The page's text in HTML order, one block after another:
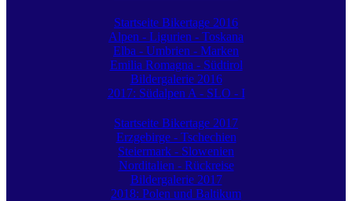
Startseite Bikertage 2016
Alpen - Ligurien - Toskana
Elba - Umbrien - Marken
Emilia Romagna - Südtirol
Bildergalerie 2016
2017: Südalpen A - SLO - I
Startseite Bikertage 2017
Erzgebirge - Tschechien
Steiermark - Slowenien
Norditalien - Rückreise
Bildergalerie 2017
2018: Polen und Baltikum